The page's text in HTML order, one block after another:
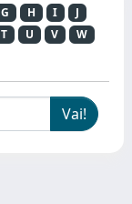
G H I
J
T U V
W